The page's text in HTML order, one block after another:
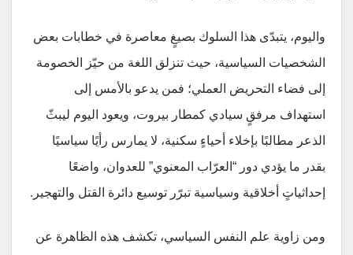
واليوم، يتبدّى هذا السلوك بصيغٍ معاصرة في خطابات بعض
الشخصيات السياسية، حيث تنزلق اللغة من حيّز الخصومة
إلى فضاء التحريض العملي؛ فمن يدعو بالأمس إلى
استهداف مرفقٍ سيادي كمطار بيروت، ويعود اليوم ليبثّ
الذعر مطالبًا بإخلاء أحياءٍ سكنية، لا يمارس رأيًا سياسيًا
بقدر ما يؤدي دور “العرّاب المعنوي” للعدوان، واضعًا
إحداثياتٍ أخلاقية وسياسية تبرّر توسيع دائرة القتل والتهجير.
ومن زاوية علم النفس السياسي، تكشف هذه الظاهرة عن